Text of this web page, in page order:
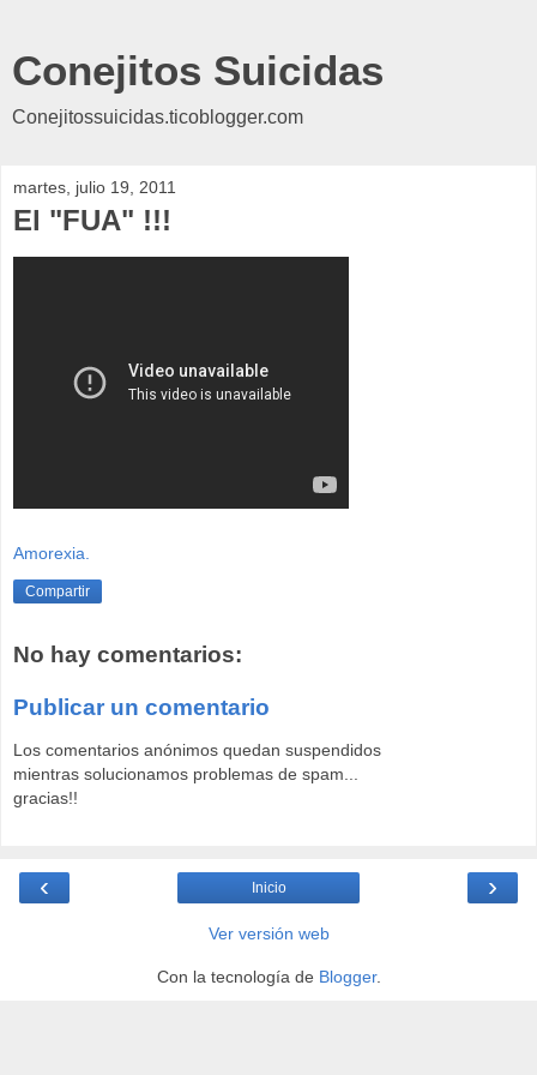
Conejitos Suicidas
Conejitossuicidas.ticoblogger.com
martes, julio 19, 2011
El "FUA" !!!
Amorexia.
Compartir
No hay comentarios:
Publicar un comentario
Los comentarios anónimos quedan suspendidos
mientras solucionamos problemas de spam...
gracias!!
‹ ›
Inicio
Ver versión web
Con la tecnología de Blogger.